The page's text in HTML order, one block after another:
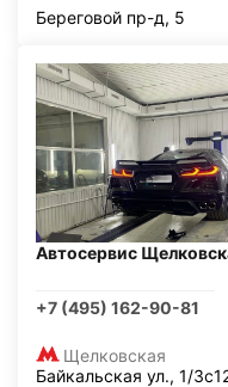
Береговой пр-д, 5
Автосервис
+7 (495) 162-90-81
Щелковская
Байкальская ул., 1/